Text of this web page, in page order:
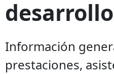
desarrollo
Información
prestaciones,